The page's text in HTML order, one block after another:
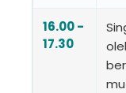
16.00 -
17.30